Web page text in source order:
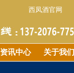
西凤酒官网
资讯中心 关于我们